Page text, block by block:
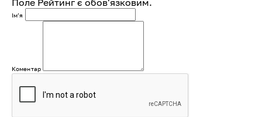
Імʼя
Коментар